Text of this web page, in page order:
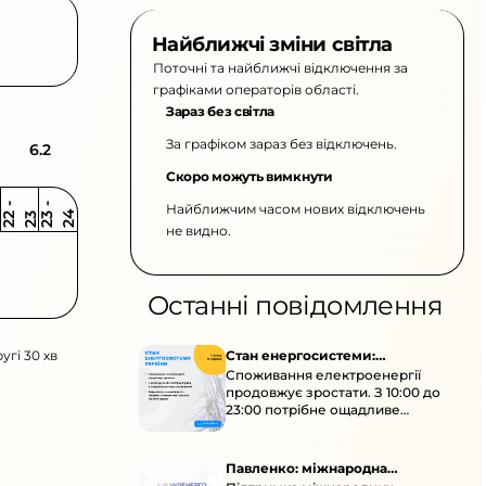
6.2
2 2
-
2 3 2 3
-
2 4
30 хв
Найближчі зміни світла
Поточні та найближчі відключення за
графіками операторів області.
Зараз без світла
За графіком зараз без відключень.
Скоро можуть вимкнути
Найближчим часом нових відключень
не видно.
Останні повідомлення
Стан енергосистеми:
споживання зростає
Споживання електроенергії
продовжує зростати. З 10:00 до
23:00 потрібне ощадливе
енергоспоживання, а
перенести на нічні години.
Павленко: міжнародна